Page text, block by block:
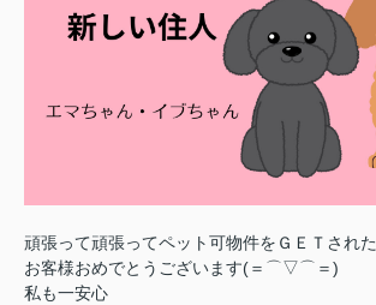
頑張って頑張ってペット可物件をＧＥＴされた
お客様おめでとうございます(＝⌒▽⌒＝)
私も一安心